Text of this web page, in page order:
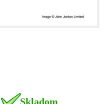
Skladom